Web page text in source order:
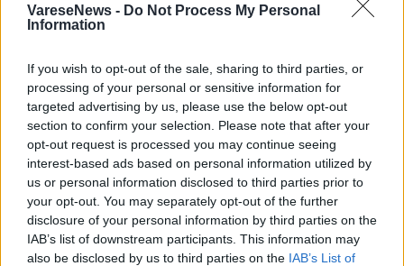
VareseNews - Do Not Process My Personal
Information
If you wish to opt-out of the sale, sharing to third parties, or
processing of your personal or sensitive information for
targeted advertising by us, please use the below opt-out
section to confirm your selection. Please note that after your
opt-out request is processed you may continue seeing
interest-based ads based on personal information utilized by
us or personal information disclosed to third parties prior to
your opt-out. You may separately opt-out of the further
disclosure of your personal information by third parties on the
IAB’s list of downstream participants. This information may
also be disclosed by us to third parties on the IAB’s List of
ADV